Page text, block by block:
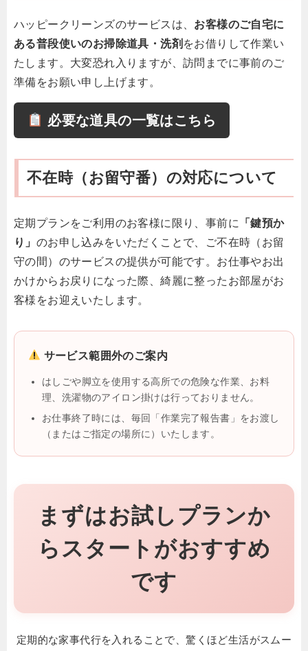
ハッピークリーンズのサービスは、 お客様のご自宅に
ある普段使いのお掃除道具・洗剤 をお借りして作業い
たします。大変恐れ入りますが、訪問までに事前のご
準備をお願い申し上げます。
必要な道具の一覧はこちら
不在時（お留守番）の対応について
定期プランをご利用のお客様に限り、事前に
「鍵預か
り」 のお申し込みをいただくことで、ご不在時（お留
守の間）のサービスの提供が可能です。お仕事やお出
かけからお戻りになった際、綺麗に整ったお部屋がお
客様をお迎えいたします。
サービス範囲外のご案内
はしごや脚立を使用する高所での危険な作業、お料
理、洗濯物のアイロン掛けは行っておりません。
お仕事終了時には、毎回「作業完了報告書」をお渡し
（またはご指定の場所に）いたします。
まずはお試しプランか
らスタートがおすすめ
です
定期的な家事代行を入れることで、驚くほど生活がスムー